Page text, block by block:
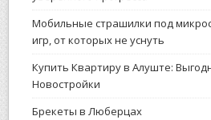
Мобильные страшилки под
игр, от которых не уснуть
Купить Квартиру в Алуште:
Новостройки
Брекеты в Люберцах